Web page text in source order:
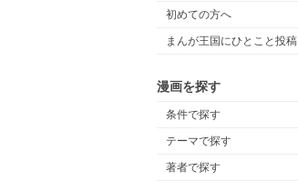
初めての方へ
まんが王国にひとこと投稿
漫画を探す
条件で探す
テーマで探す
著者で探す